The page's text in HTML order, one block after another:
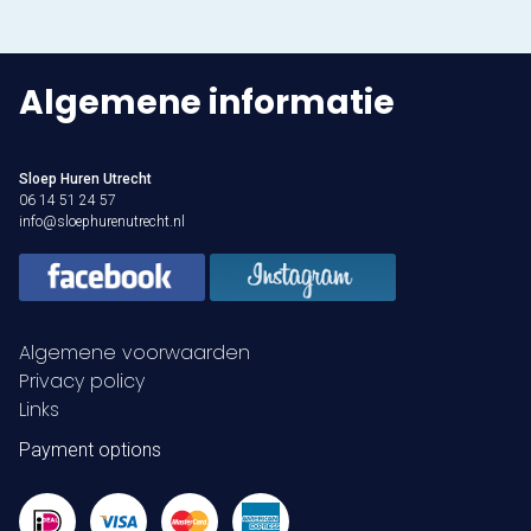
Algemene informatie
Sloep Huren Utrecht
06 14 51 24 57
info@sloephurenutrecht.nl
Algemene voorwaarden
Privacy policy
Links
Payment options